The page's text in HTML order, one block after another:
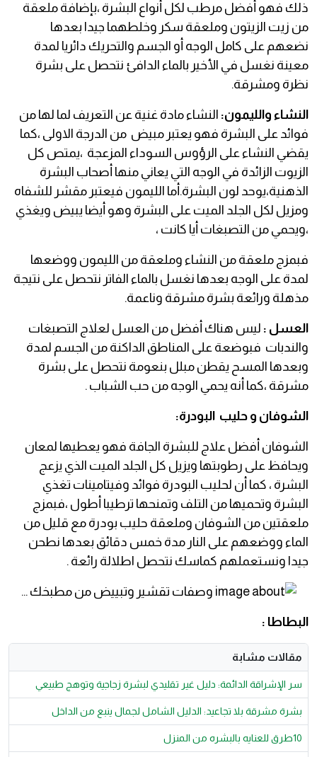
ذلك فهو أفضل مرطب لكل أنواع البشرة ،بإضافة ملعقة
من زيت الزيتون وملعقة سكر وخلطهما جيدا بعدها
نضعهم على كامل الوجه أو الجسم والتحريك دائريا لمدة
معينة نغسل في الأخير بالماء الدافئ نتحصل على بشرة
نظرة ومشرقة.
النشاء والليمون: النشاء مادة غنية عن التعريف لما لها من
فوائد على البشرة فهو يعتبر مبيض من الدرجة الاولى ،كما
يقضي النشاء على الرؤوس السوداء المزعجة ،يمتص كل
الزيوت الزائدة في الوجه التي يعاني منها أصحاب البشرة
الذهنية،يوحد لون البشرة.أما الليمون فيعتبر مقشر للشفاه
ومزيل لكل الجلد الميت على البشرة وهو أيضا يبيض ويغذي
،ويحمي من التصبغات أيا كانت ،
فبمزج ملعقة من النشاء وملعقة من الليمون ووضعها
لمدة على الوجه بعدها نغسل بالماء الفاتر نتحصل على نتيجة
مذهلة ورائعة بشرة مشرقة وناعمة.
العسل : ليس هناك أفضل من العسل لعلاج التصبغات
والندبات فبوضعة على المناطق الداكنة من الجسم لمدة
وبعدها المسح يقطن مبلل بنعومة نتحصل على بشرة
مشرقة ،كما أنه يحمي الوجه من حب الشباب .
الشوفان و حليب البودرة:
الشوفان أفضل علاج للبشرة الجافة فهو يعطيها لمعان
ويحافظ على رطوبتها ويزيل كل الجلد الميت الذي يزعج
البشرة ، كما أن لحليب البودرة فوائد وفيتامينات تغذي
البشرة وتحميها من التلف وتمنحها ترطيبا أطول ،فبمزج
ملعقتين من الشوفان وملعقة حليب بودرة مع قليل من
الماء ووضعهم على النار مدة خمس دقائق بعدها نطحن
جيدا ونستعملهم كماسك نتحصل اطلالة رائعة .
البطاطا :
مقالات مشابة
سر الإشراقة الدائمة: دليل غير تقليدي لبشرة زجاجية وتوهج طبيعي
بشرة مشرقة بلا تجاعيد: الدليل الشامل لجمال ينبع من الداخل
10طرق للعنايه بالبشره من المنزل